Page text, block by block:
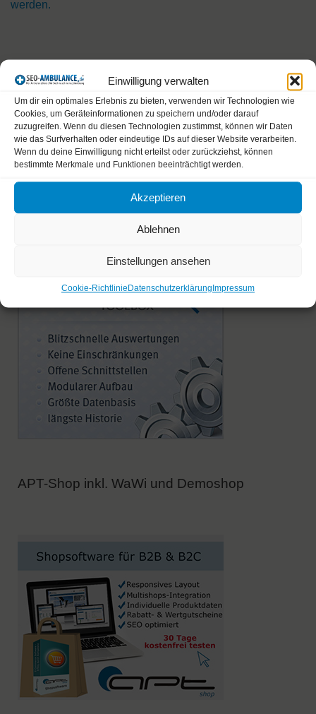
Einwilligung verwalten
Um dir ein optimales Erlebnis zu bieten, verwenden wir Technologien wie
Cookies, um Geräteinformationen zu speichern und/oder darauf
zuzugreifen. Wenn du diesen Technologien zustimmst, können wir Daten
wie das Surfverhalten oder eindeutige IDs auf dieser Website verarbeiten.
Wenn du deine Einwilligung nicht erteilst oder zurückziehst, können
bestimmte Merkmale und Funktionen beeinträchtigt werden.
Akzeptieren
Ablehnen
Einstellungen ansehen
Cookie-Richtlinie Datenschutzerklärung Impressum
t
n
a
v
e
werden.
SEO Themen
Beliebteste Themen
Unbeantwortete Themen
Sistrix Toolbox
APT-Shop inkl. WaWi und Demoshop